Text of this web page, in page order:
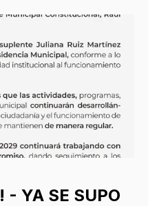
- YA SE SUPO